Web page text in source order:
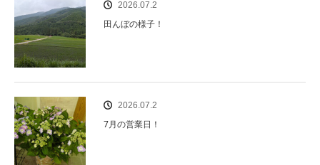
2026.07.2
田んぼの様子！
2026.07.2
7月の営業日！